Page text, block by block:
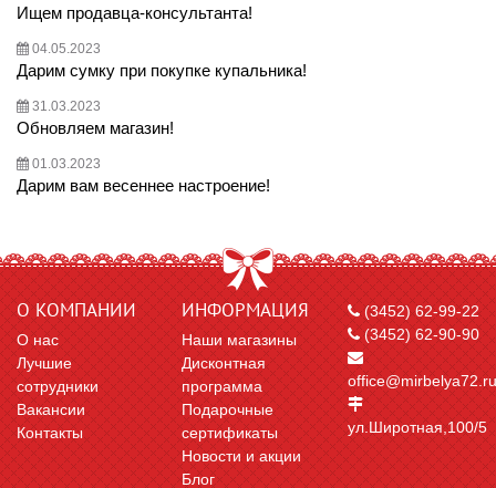
Ищем продавца-консультанта!
04.05.2023
Дарим сумку при покупке купальника!
31.03.2023
Обновляем магазин!
01.03.2023
Дарим вам весеннее настроение!
О КОМПАНИИ
О нас
Лучшие
сотрудники
Вакансии
Контакты
ИНФОРМАЦИЯ
Наши магазины
Дисконтная
программа
Подарочные
сертификаты
Новости и акции
Блог
(3452) 62-99-22
(3452) 62-90-90
office@mirbelya72.ru
ул.Широтная,100/5